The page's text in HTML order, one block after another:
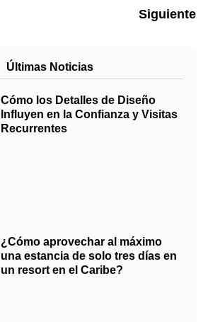
Siguiente
Últimas Noticias
Cómo los Detalles de Diseño
Influyen en la Confianza y Visitas
Recurrentes
¿Cómo aprovechar al máximo
una estancia de solo tres días en
un resort en el Caribe?